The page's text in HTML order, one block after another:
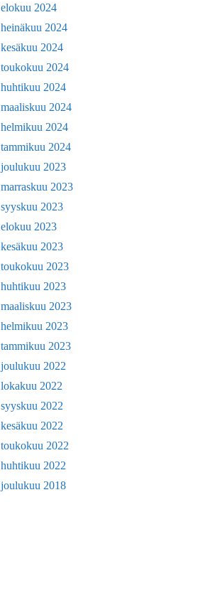
elokuu 2024
heinäkuu 2024
kesäkuu 2024
toukokuu 2024
huhtikuu 2024
maaliskuu 2024
helmikuu 2024
tammikuu 2024
joulukuu 2023
marraskuu 2023
syyskuu 2023
elokuu 2023
kesäkuu 2023
toukokuu 2023
huhtikuu 2023
maaliskuu 2023
helmikuu 2023
tammikuu 2023
joulukuu 2022
lokakuu 2022
syyskuu 2022
kesäkuu 2022
toukokuu 2022
huhtikuu 2022
joulukuu 2018